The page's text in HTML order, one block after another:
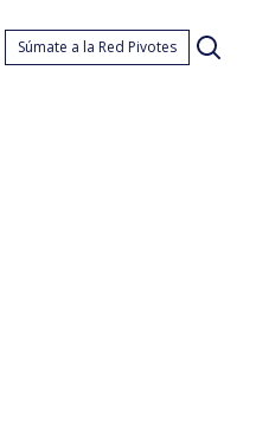
Súmate a la Red Pivotes